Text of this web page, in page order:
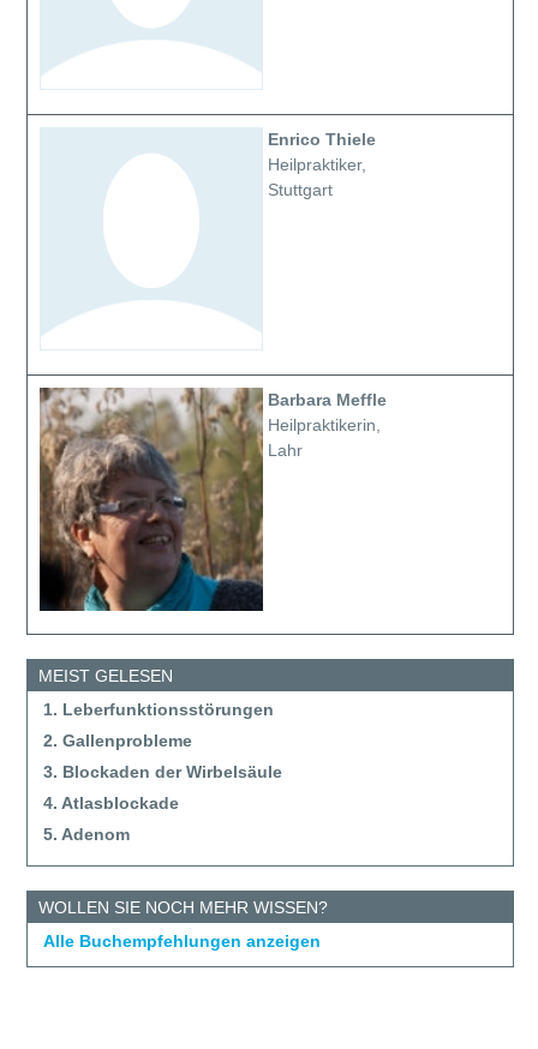
Enrico Thiele
Heilpraktiker,
Stuttgart
Barbara Meffle
Heilpraktikerin,
Lahr
MEIST GELESEN
1. Leberfunktionsstörungen
2. Gallenprobleme
3. Blockaden der Wirbelsäule
4. Atlasblockade
5. Adenom
WOLLEN SIE NOCH MEHR WISSEN?
Alle Buchempfehlungen anzeigen